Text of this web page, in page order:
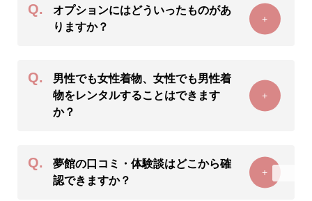
Q.
オプションにはどういったものがあ
りますか？
+
Q.
男性でも女性着物、女性でも男性着
物をレンタルすることはできます
か？
+
Q.
夢館の口コミ・体験談はどこから確
認できますか？
+